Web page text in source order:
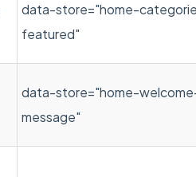
data-store="home-
featured"
data-store="home-
message"